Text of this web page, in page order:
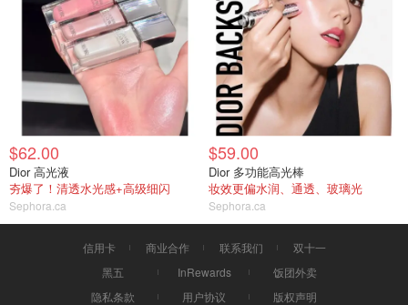
$62.00
Dior 高光液
夯爆了！清透水光感+高级细闪
Sephora.ca
$59.00
Dior 多功能高光棒
妆效更偏水润、通透、玻璃光
Sephora.ca
信用卡 商业合作 联系我们
双十一
黑五
InRewards
饭团外卖
隐私条款
用户协议 版权声明